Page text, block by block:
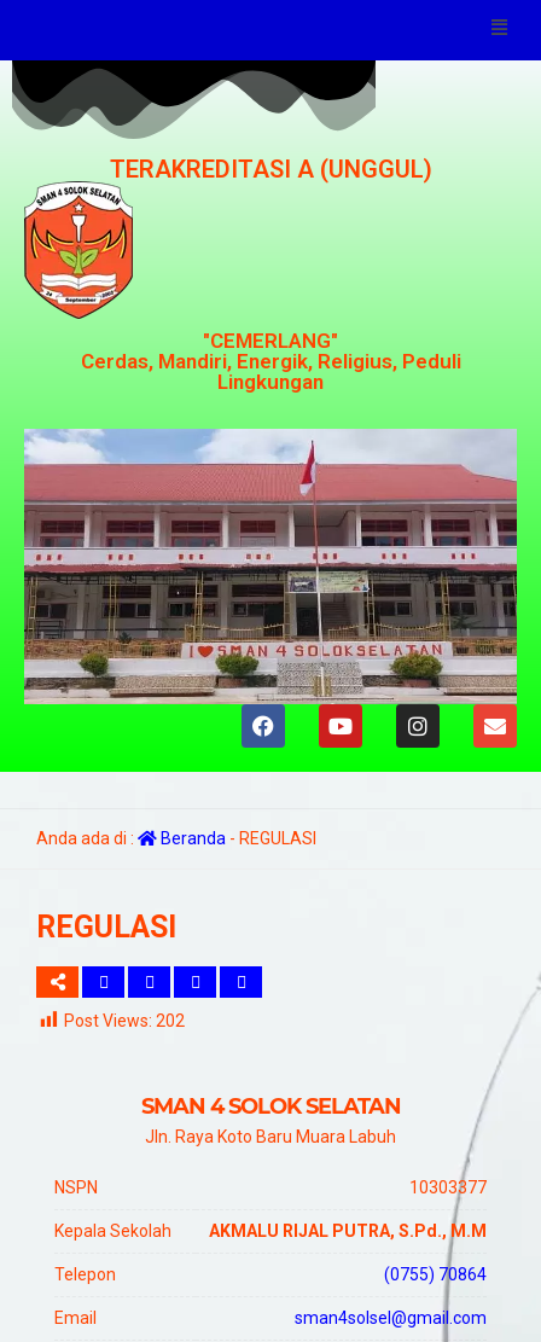
TERAKREDITASI A (UNGGUL)
"CEMERLANG"
Cerdas, Mandiri, Energik, Religius, Peduli
Lingkungan
Anda ada di : Beranda - REGULASI
REGULASI
Post Views: 202
SMAN 4 SOLOK SELATAN
Jln. Raya Koto Baru Muara Labuh
NSPN 10303377
Kepala Sekolah AKMALU RIJAL PUTRA, S.Pd., M.M
Telepon (0755) 70864
Email sman4solsel@gmail.com